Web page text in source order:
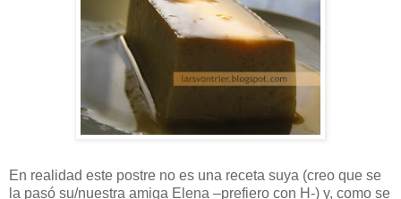
En realidad este postre no es una receta suya (creo que se
la pasó su/nuestra amiga Elena –prefiero con H-) y, como se